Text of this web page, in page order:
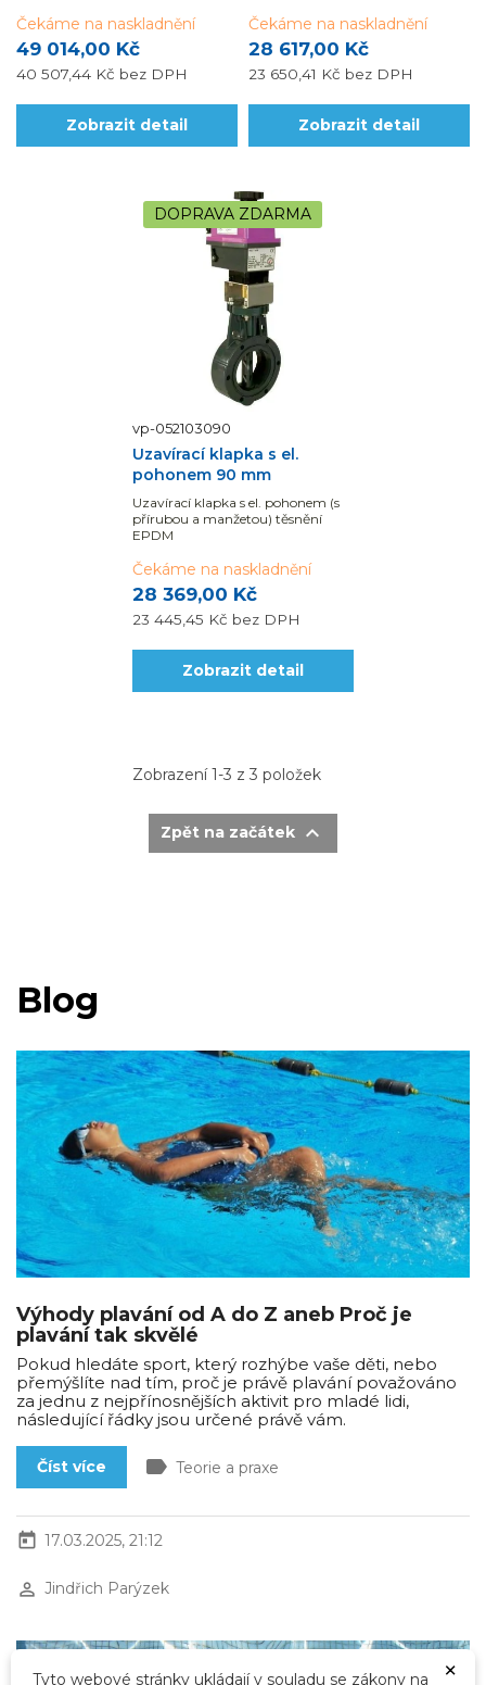
49 014,00 Kč
40 507,44 Kč bez DPH
Čekáme na naskladnění
Zobrazit detail
28 617,00 Kč
23 650,41 Kč bez DPH
Čekáme na naskladnění
Zobrazit detail
DOPRAVA ZDARMA
vp-052103090
Uzavírací klapka s el.
pohonem 90 mm
Uzavírací klapka s el. pohonem (s
přírubou a manžetou) těsnění
EPDM
28 369,00 Kč
23 445,45 Kč bez DPH
Čekáme na naskladnění
Zobrazit detail
Zobrazení 1-3 z 3 položek
Zpět na začátek 
Blog
Výhody plavání od A do Z aneb Proč je
plavání tak skvělé
Pokud hledáte sport, který rozhýbe vaše děti, nebo
přemýšlíte nad tím, proč je právě plavání považováno
za jednu z nejpřínosnějších aktivit pro mladé lidi,
následující řádky jsou určené právě vám.
Číst více label Teorie a praxe
today 17.03.2025, 21:12
perm_identity Jindřich Parýzek
×
Tyto webové stránky ukládají v souladu se zákony na